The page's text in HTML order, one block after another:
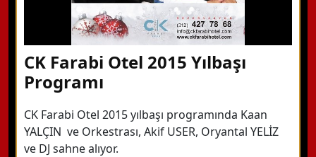
CK Farabi Otel 2015 Yılbaşı
Programı
CK Farabi Otel 2015 yılbaşı programında Kaan
YALÇIN ve Orkestrası, Akif USER, Oryantal YELİZ
ve DJ sahne alıyor.